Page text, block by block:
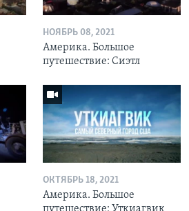
НОЯБРЬ 08, 2021
Америка. Большое
путешествие: Сиэтл
ОКТЯБРЬ 18, 2021
Америка. Большое